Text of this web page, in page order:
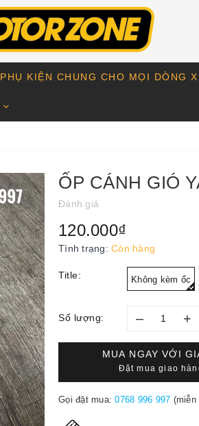
PHỤ KIỆN CHUNG CHO MỌI DÒNG
ỐP CÁNH GIÓ
Đánh giá
120.000₫
Tình trạng: Còn hàng
Title: Không kèm ốc
Số lượng: – +
MUA NGAY VỚI
Đặt mua giao
Gọi đặt mua:0768 996 997 (miễn